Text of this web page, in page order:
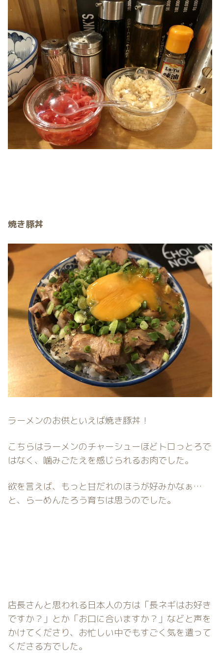
焼き豚丼
ラーメンのお供といえば焼き豚丼！
こちらはラーメンのチャーシューほどトロっとろで
はなく、噛みごたえを感じられるお肉でした。
欲を言えば、もっと甘だれのほうが好みかなぁ…
と、らーめんたろう育ちは思うのでした。
店長さんと思われる日本人の方は「長ネギはお好き
ですか？」とか「お口に合いますか？」などと声を
かけてくださり、お忙しい中でもすごく気を遣って
くださる方でした。